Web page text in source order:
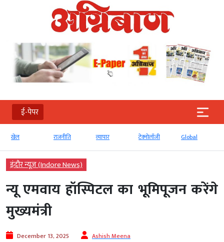
ई-पेपर
राजनीति व्‍यापार टेक्‍नोलॉजी Global ई-पेपर
इंदौर न्यूज़ (Indore News)
न्यू एमवाय हॉस्पिटल का भूमिपूजन करेंगे
मुख्यमंत्री
December 13, 2025 Ashish Meena